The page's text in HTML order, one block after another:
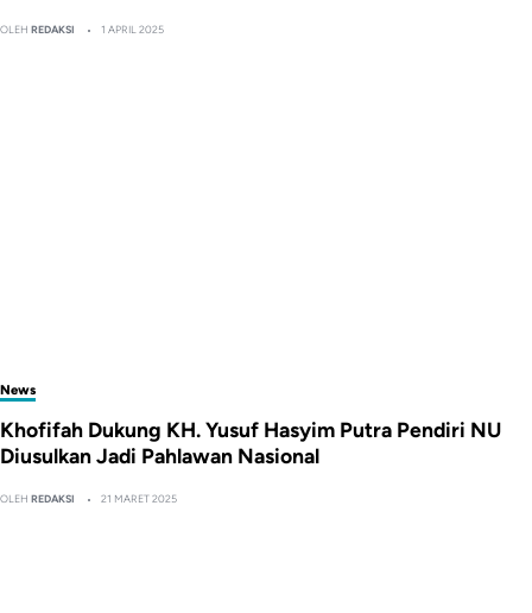
OLEHREDAKSI 1 APRIL 2025
News
Khofifah Dukung KH. Yusuf Hasyim Putra Pendiri NU
Diusulkan Jadi Pahlawan Nasional
OLEHREDAKSI 21 MARET 2025